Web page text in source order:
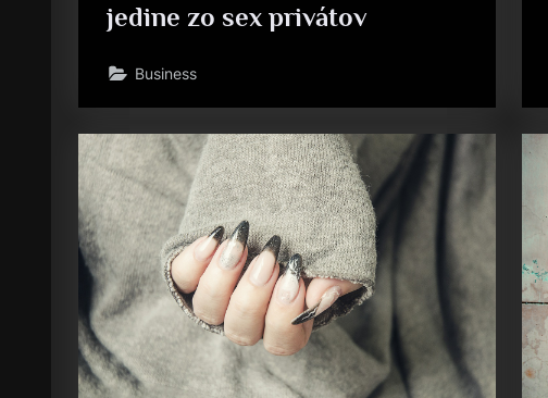
jedine zo sex privátov
Business